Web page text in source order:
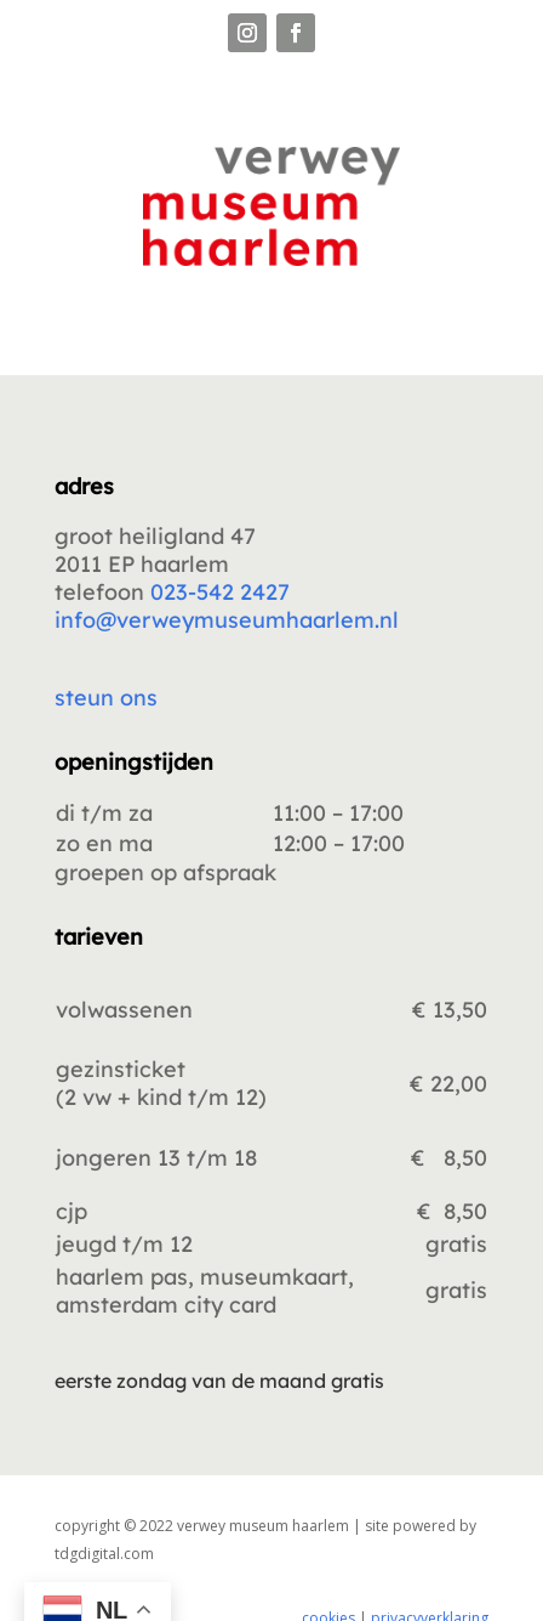
adres
groot heiligland 47
2011 EP haarlem
telefoon 023-542 2427
info@verweymuseumhaarlem.nl
steun ons
openingstijden
di t/m za
11:00 – 17:00
zo en ma
12:00 – 17:00
groepen op afspraak
tarieven
volwassenen € 13,50
gezinsticket
(2 vw + kind t/m 12) € 22,00
jongeren 13 t/m 18
€ 8,50
cjp
€ 8,50
jeugd t/m 12
gratis
haarlem pas, museumkaart,
amsterdam city card
gratis
eerste zondag van de maand gratis
copyright © 2022 verwey museum haarlem | site powered by
tdgdigital.com
NL